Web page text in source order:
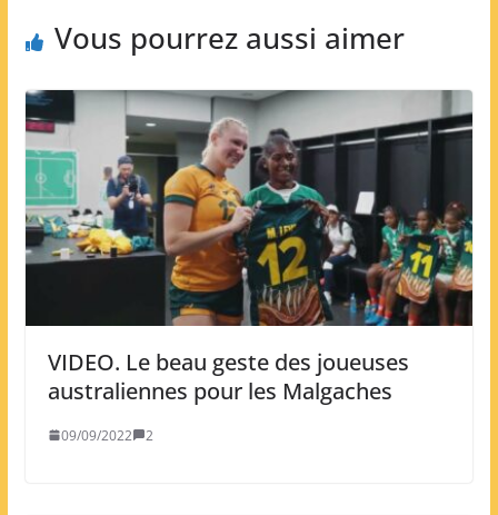
Vous pourrez aussi aimer
VIDEO. Le beau geste des joueuses
australiennes pour les Malgaches
09/09/2022 2